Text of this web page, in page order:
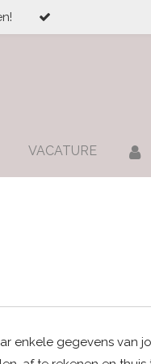
VACATURE
enkele gegevens van